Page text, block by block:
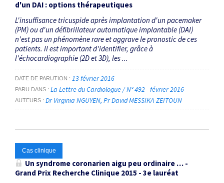
d'un DAI : options thérapeutiques
L'insuffisance tricuspide après implantation d'un pacemaker
(PM) ou d'un défibrillateur automatique implantable (DAI)
n'est pas un phénomène rare et aggrave le pronostic de ces
patients. Il est important d'identifier, grâce à
l'échocardiographie (2D et 3D), les ...
DATE DE PARUTION 13 février 2016
PARU DANS La Lettre du Cardiologue / N° 492 - février 2016
AUTEURS Dr Virginia NGUYEN Pr David MESSIKA-ZEITOUN
Cas clinique
Un syndrome coronarien aigu peu ordinaire … -
Grand Prix Recherche Clinique 2015 - 3e lauréat